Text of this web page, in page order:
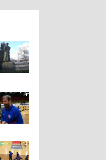
| Pre 2 h
OKRŠAJ RIMA I
PAO ŠENGEN,
OPŠTI
4
1
3